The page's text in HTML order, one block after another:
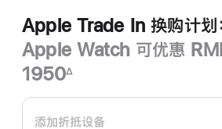
Apple Trade In 换购计划：
Apple Watch 可优惠
1950
注
∆
Apple
Trade
添加折抵设备